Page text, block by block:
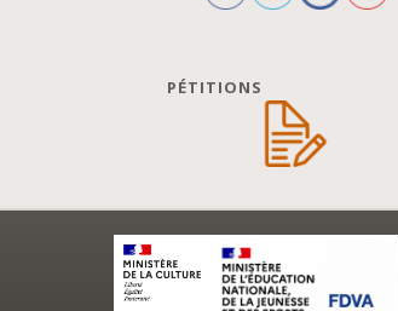
PÉTITIONS